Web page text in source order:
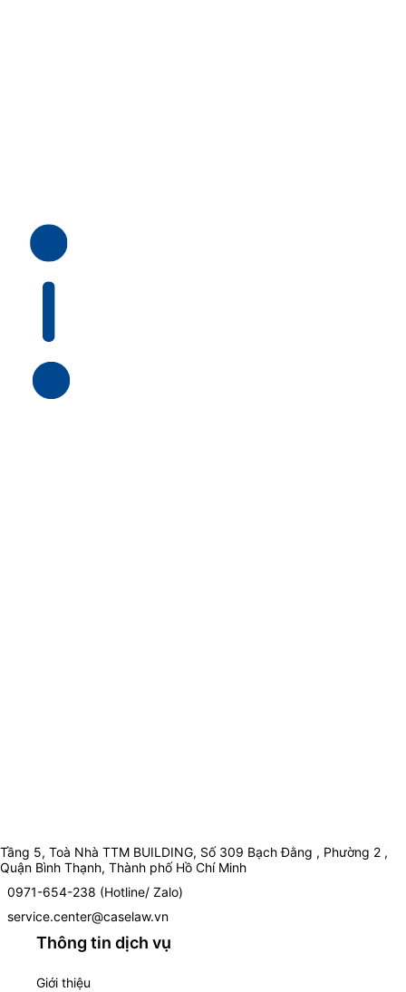
Tầng 5, Toà Nhà TTM BUILDING, Số 309 Bạch Đằng , Phường 2 ,
Quận Bình Thạnh, Thành phố Hồ Chí Minh
0971-654-238 (Hotline/ Zalo)
service.center@caselaw.vn
Thông tin dịch vụ
Giới thiệu